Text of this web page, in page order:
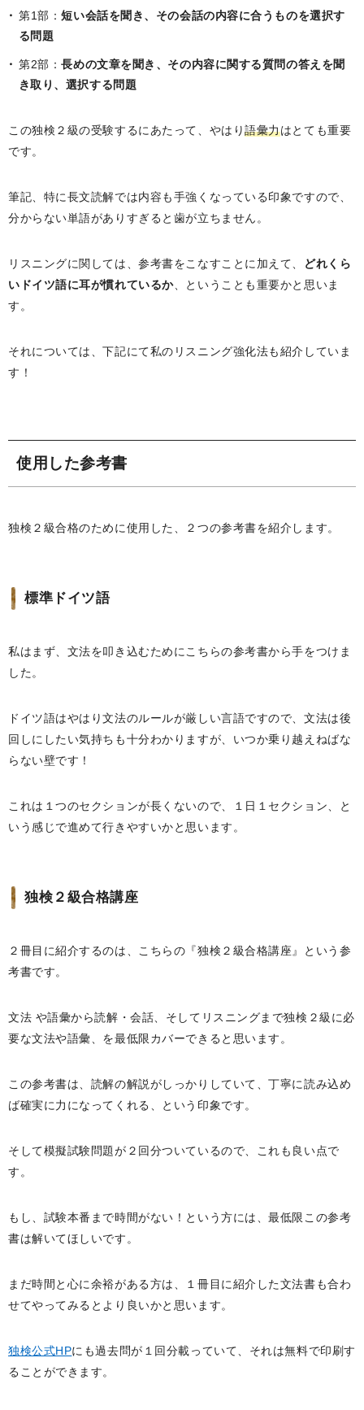
第1部：短い会話を聞き、その会話の内容に合うものを選択す
る問題
第2部：長めの文章を聞き、その内容に関する質問の答えを聞
き取り、選択する問題
この独検２級の受験するにあたって、やはり語彙力はとても重要
です。
筆記、特に長文読解では内容も手強くなっている印象ですので、
分からない単語がありすぎると歯が立ちません。
リスニングに関しては、参考書をこなすことに加えて、
どれくら
いドイツ語に耳が慣れているか、ということも重要かと思いま
す。
それについては、下記にて私のリスニング強化法も紹介していま
す！
使用した参考書
独検２級合格のために使用した、２つの参考書を紹介します。
標準ドイツ語
私はまず、文法を叩き込むためにこちらの参考書から手をつけま
した。
ドイツ語はやはり文法のルールが厳しい言語ですので、文法は後
回しにしたい気持ちも十分わかりますが、いつか乗り越えねばな
らない壁です！
これは１つのセクションが長くないので、１日１セクション、と
いう感じで進めて行きやすいかと思います。
独検２級合格講座
２冊目に紹介するのは、こちらの『独検２級合格講座』という参
考書です。
文法 や語彙から読解・会話、そしてリスニングまで独検２級に必
要な文法や語彙、を最低限カバーできると思います。
この参考書は、読解の解説がしっかりしていて、丁寧に読み込め
ば確実に力になってくれる、という印象です。
そして模擬試験問題が２回分ついているので、これも良い点で
す。
もし、試験本番まで時間がない！という方には、最低限この参考
書は解いてほしいです。
まだ時間と心に余裕がある方は、１冊目に紹介した文法書も合わ
せてやってみるとより良いかと思います。
独検公式HPにも過去問が１回分載っていて、それは無料で印刷す
ることができます。